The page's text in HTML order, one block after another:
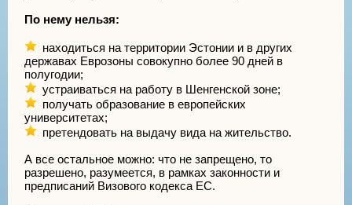
По нему нельзя:
находиться на территории Эстонии и в других
державах Еврозоны совокупно более 90 дней в
полугодии;
устраиваться на работу в Шенгенской зоне;
получать образование в европейских
университетах;
претендовать на выдачу вида на жительство.
А все остальное можно: что не запрещено, то
разрешено, разумеется, в рамках законности и
предписаний Визового кодекса ЕС.